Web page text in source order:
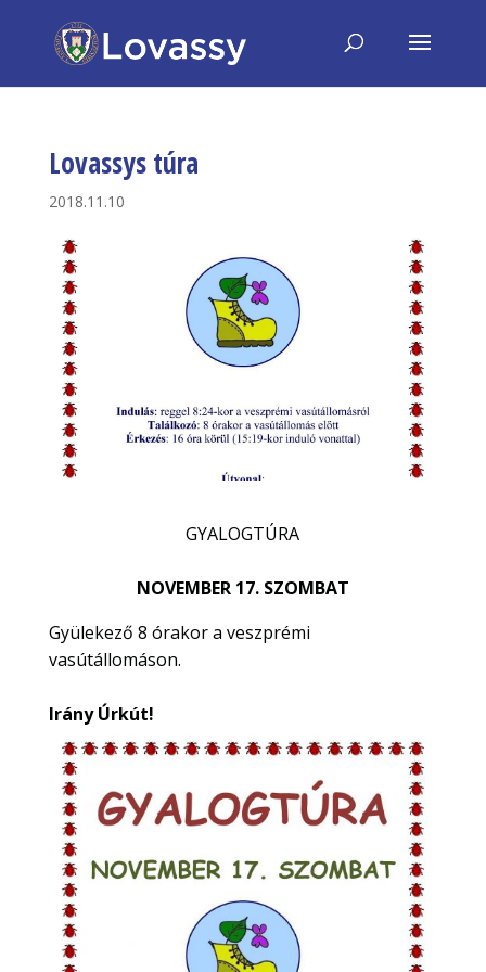
Lovassys túra
2018.11.10
GYALOGTÚRA
NOVEMBER 17. SZOMBAT
Gyülekező 8 órakor a veszprémi
vasútállomáson.
Irány Úrkút!